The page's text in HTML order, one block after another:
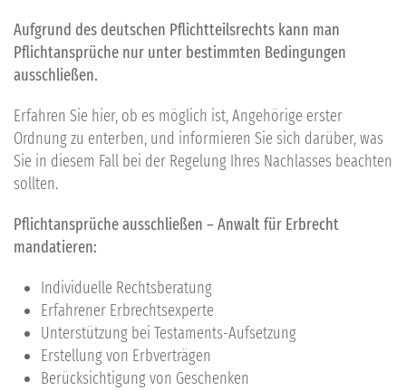
Aufgrund des deutschen Pflichtteilsrechts kann man
Pflichtansprüche nur unter bestimmten Bedingungen
ausschließen.
Erfahren Sie hier, ob es möglich ist, Angehörige erster
Ordnung zu enterben, und informieren Sie sich darüber, was
Sie in diesem Fall bei der Regelung Ihres Nachlasses beachten
sollten.
Pflichtansprüche ausschließen – Anwalt für Erbrecht
mandatieren:
Individuelle Rechtsberatung
Erfahrener Erbrechtsexperte
Unterstützung bei Testaments-Aufsetzung
Erstellung von Erbverträgen
Berücksichtigung von Geschenken